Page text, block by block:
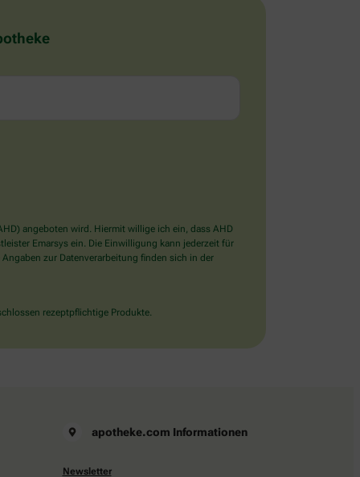
angeboten wird. Hiermit willige ich ein, dass AHD
Emarsys ein. Die Einwilligung kann jederzeit für
zur Datenverarbeitung finden sich in der
rezeptpflichtige Produkte.
apotheke.com Informationen
Newsletter